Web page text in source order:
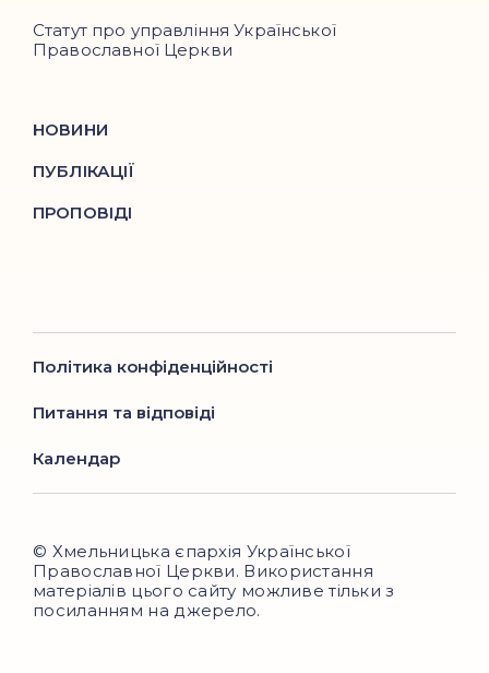
Статут про управління Української
Православної Церкви
НОВИНИ
ПУБЛІКАЦІЇ
ПРОПОВІДІ
Політика конфіденційності
Питання та відповіді
Календар
© Хмельницька єпархія Української
Православної Церкви. Використання
матеріалів цього сайту можливе тільки з
посиланням на джерело.